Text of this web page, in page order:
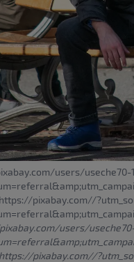
users/useche70-
pixabay.com//
users/
pixabay.com//